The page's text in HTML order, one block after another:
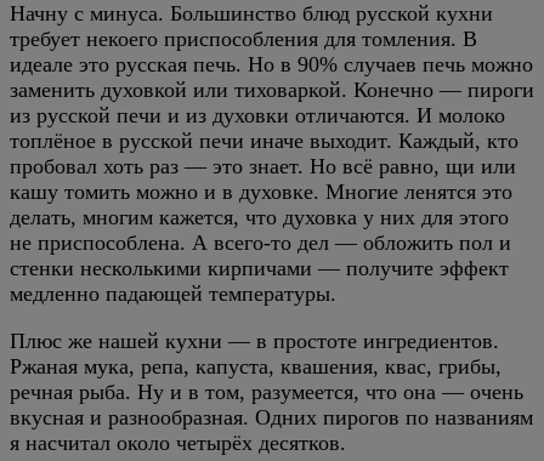
Начну с минуса. Большинство блюд русской кухни
требует некоего приспособления для томления. В
идеале это русская печь. Но в 90% случаев печь можно
заменить духовкой или тиховаркой. Конечно — пироги
из русской печи и из духовки отличаются. И молоко
топлёное в русской печи иначе выходит. Каждый, кто
пробовал хоть раз — это знает. Но всё равно, щи или
кашу томить можно и в духовке. Многие ленятся это
делать, многим кажется, что духовка у них для этого
не приспособлена. А всего-то дел — обложить пол и
стенки несколькими кирпичами — получите эффект
медленно падающей температуры.
Плюс же нашей кухни — в простоте ингредиентов.
Ржаная мука, репа, капуста, квашения, квас, грибы,
речная рыба. Ну и в том, разумеется, что она — очень
вкусная и разнообразная. Одних пирогов по названиям
я насчитал около четырёх десятков.